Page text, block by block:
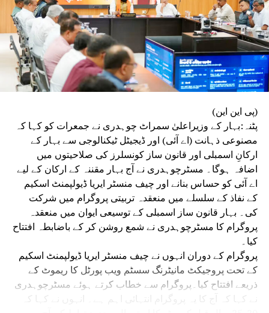
(پی این این)
پٹنہ:بہار کے وزیراعلیٰ سمراٹ چوہدری نے جمعرات کو کہا کہ
مصنوعی ذہانت (اے آئی) اور ڈیجیٹل ٹیکنالوجی سے بہار کے
ارکانِ اسمبلی اور قانون ساز کونسلرز کی صلاحیتوں میں
اضافہ ہوگا۔ مسٹرچوہدری نے آج بہار مقننہ کے ارکان کے لیے
اے آئی کو حساس بنانے اور چیف منسٹر ایریا ڈیولپمنٹ اسکیم
کے نفاذ کے سلسلے میں منعقدہ تربیتی پروگرام میں شرکت
کی۔ بہار قانون ساز اسمبلی کے توسیعی ایوان میں منعقدہ
پروگرام کا مسٹرچوہدری نے شمع روشن کر کے باضابطہ افتتاح
کیا۔
پروگرام کے دوران انہوں نے چیف منسٹر ایریا ڈیولپمنٹ اسکیم
کے تحت پروجیکٹ مانیٹرنگ سسٹم ویب پورٹل کا ریموٹ کے
ذریعے افتتاح کیا۔پروگرام سے خطاب کرتے ہوئے مسٹرچوہدری